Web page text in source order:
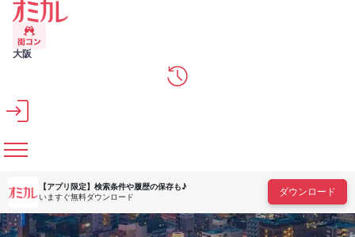
メインコンテンツへスキップ
大阪
【アプリ限定】 検索条件や履歴の保存も♪
いますぐ無料ダウンロード
ダウンロード